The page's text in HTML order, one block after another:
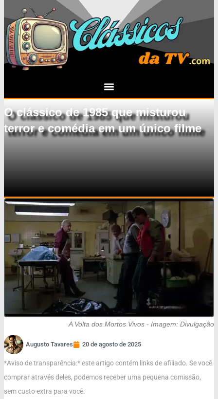
O clássico de 1985 que misturou
terror e comédia em um único filme
A Volta dos Mortos Vivos - Imagem: Divulgação
Augusto Tavares 20 de agosto de 2025
*Aviso de transparência:* este artigo contém links de afiliado. Se você
comprar através deles, podemos receber uma pequena comissão,
sem custo extra para você.